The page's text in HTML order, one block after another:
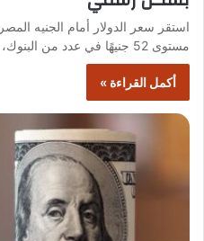
مستوى 52 جنيهًا في عدد من البنوك، وسط…
أكمل القراءة »